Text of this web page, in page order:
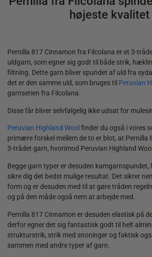
højeste kvalitet
Pernilla 817 Cinnamon fra Filcolana er et 3-
uldgarn, som egner sig godt til både strik,
filtning. Dette garn bliver spundet af uld fra
det er den samme uld, som bruges til Peruvian
garnserien fra Filcolana.
Disse får bliver selvfølgelig ikke udsat for
Peruvian Highland Wool finder du også i vores
primære forskel mellem de to er blot, at Pernilla
3-trådet garn, hvorimod Peruvian Highland
Begge garn typer er desuden kamgarnspundet,
sikre dig det bedst mulige resultat. Det sikrer
form og er desuden med til at gøre tråden
og på den måde også nem at arbejde med.
Pernilla 817 Cinnamon er desuden elastisk på
derfor egner det sig fantastisk godt til helt
strukturstrik, strik med snoninger og faktisk
sammen med andre typer af garn.